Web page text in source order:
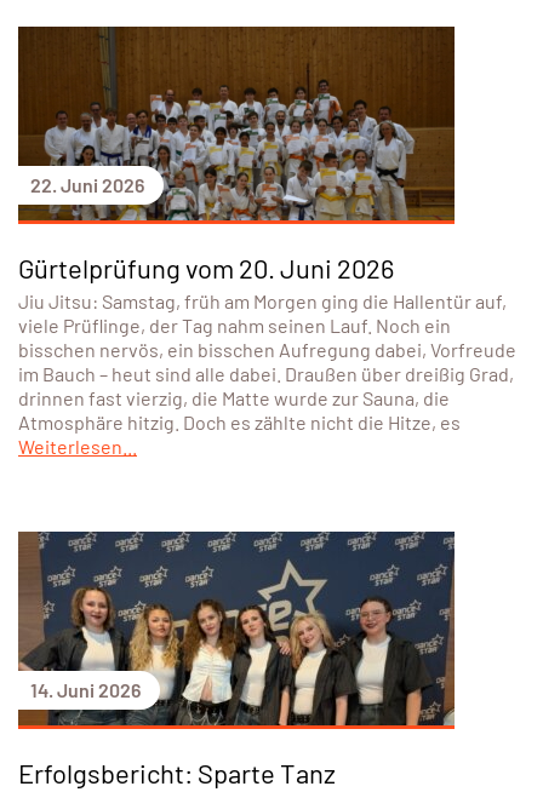
22. Juni 2026
Gürtelprüfung vom 20. Juni 2026
Jiu Jitsu: Samstag, früh am Morgen ging die Hallentür auf,
viele Prüflinge, der Tag nahm seinen Lauf. Noch ein
bisschen nervös, ein bisschen Aufregung dabei, Vorfreude
im Bauch – heut sind alle dabei. Draußen über dreißig Grad,
drinnen fast vierzig, die Matte wurde zur Sauna, die
Atmosphäre hitzig. Doch es zählte nicht die Hitze, es
Weiterlesen...
14. Juni 2026
Erfolgsbericht: Sparte Tanz